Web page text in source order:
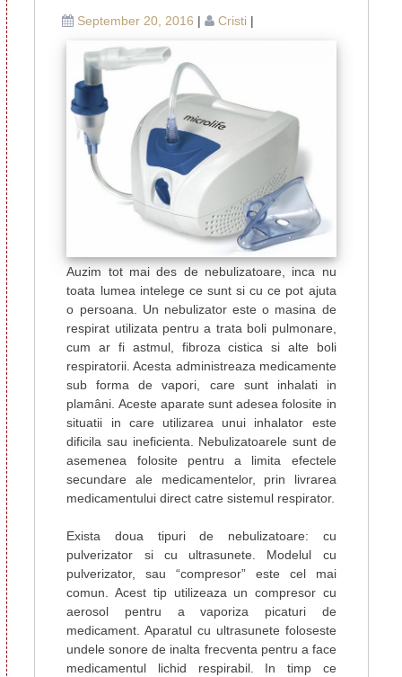
September 20, 2016 | Cristi |
Auzim tot mai des de nebulizatoare, inca nu
toata lumea intelege ce sunt si cu ce pot ajuta
o persoana. Un nebulizator este o masina de
respirat utilizata pentru a trata boli pulmonare,
cum ar fi astmul, fibroza cistica si alte boli
respiratorii. Acesta administreaza medicamente
sub forma de vapori, care sunt inhalati in
plamâni. Aceste aparate sunt adesea folosite in
situatii in care utilizarea unui inhalator este
dificila sau ineficienta. Nebulizatoarele sunt de
asemenea folosite pentru a limita efectele
secundare ale medicamentelor, prin livrarea
medicamentului direct catre sistemul respirator.
Exista doua tipuri de nebulizatoare: cu
pulverizator si cu ultrasunete. Modelul cu
pulverizator, sau “compresor” este cel mai
comun. Acest tip utilizeaza un compresor cu
aerosol pentru a vaporiza picaturi de
medicament. Aparatul cu ultrasunete foloseste
undele sonore de inalta frecventa pentru a face
medicamentul lichid respirabil. In timp ce